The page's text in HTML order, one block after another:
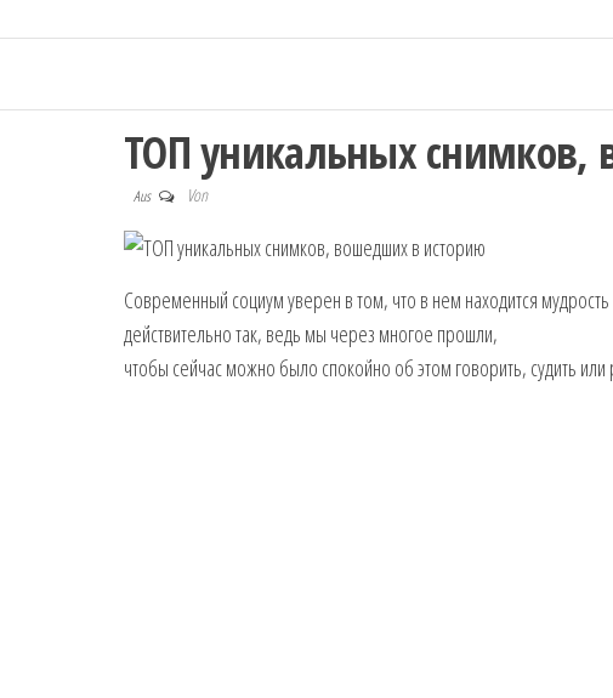
ТОП уникальных
Aus Von
Современный социум уверен в том, что в нем находится
действительно так, ведь мы через многое прошли,
чтобы сейчас можно было спокойно об этом говорить, судить или